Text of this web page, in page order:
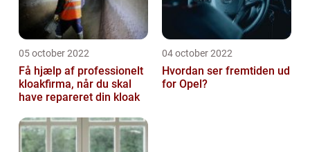
05 october 2022
Få hjælp af professionelt
kloakfirma, når du skal
have repareret din kloak
04 october 2022
Hvordan ser fremtiden ud
for Opel?